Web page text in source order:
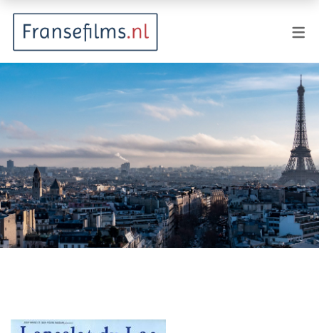
Animatie
Documentaire
Drama
Fantasy
Horror
Misdaad